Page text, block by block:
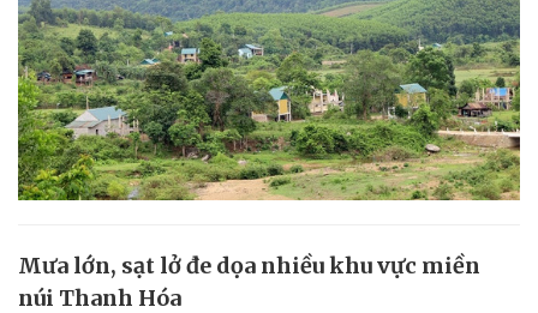
Mưa lớn, sạt lở đe dọa nhiều khu vực miền
núi Thanh Hóa